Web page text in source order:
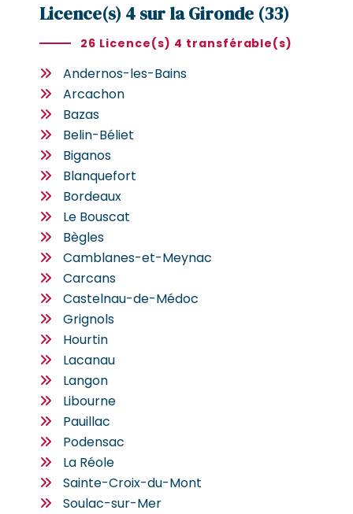
Licence(s) 4 sur la Gironde (33)
26 Licence(s) 4 transférable(s)
Andernos-les-Bains
Arcachon
Bazas
Belin-Béliet
Biganos
Blanquefort
Bordeaux
Le Bouscat
Bègles
Camblanes-et-Meynac
Carcans
Castelnau-de-Médoc
Grignols
Hourtin
Lacanau
Langon
Libourne
Pauillac
Podensac
La Réole
Sainte-Croix-du-Mont
Soulac-sur-Mer